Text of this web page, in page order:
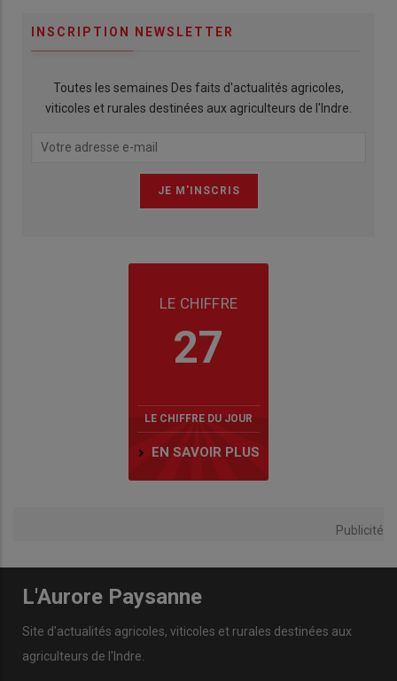
INSCRIPTION NEWSLETTER
Toutes les semaines Des faits d'actualités agricoles,
viticoles et rurales destinées aux agriculteurs de l'Indre.
LE CHIFFRE
27
LE CHIFFRE DU JOUR
EN SAVOIR PLUS
Publicité
L'Aurore Paysanne
Site d'actualités agricoles, viticoles et rurales destinées aux
agriculteurs de l'Indre.